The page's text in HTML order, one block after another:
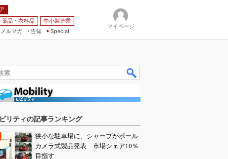
薬品・衣料品
中小製造業
メルマガ
告知 Special
マイページ
リティの記事ランキング
狭小な駐車場に、シャープがポール
カメラ式製品発表 市場シェア10％
目指す